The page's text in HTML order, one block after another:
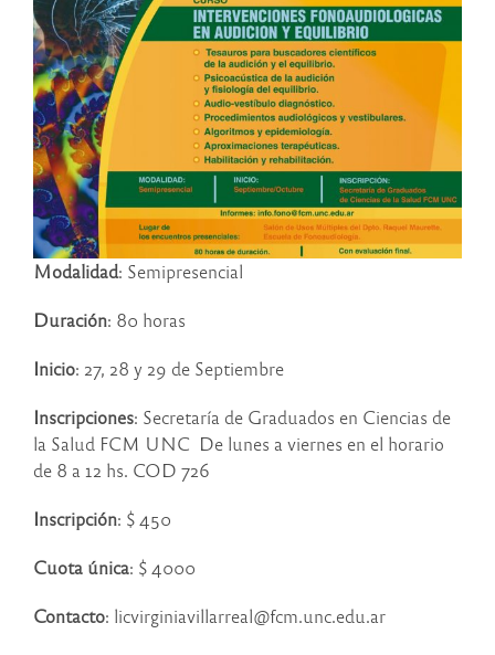
Modalidad: Semipresencial
Duración: 80 horas
Inicio: 27, 28 y 29 de Septiembre
Inscripciones: Secretaría de Graduados en Ciencias de
la Salud FCM UNC De lunes a viernes en el horario
de 8 a 12 hs. COD 726
Inscripción: $ 450
Cuota única: $ 4000
Contacto: licvirginiavillarreal@fcm.unc.edu.ar